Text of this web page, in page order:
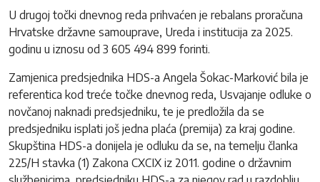
U drugoj točki dnevnog reda prihvaćen je rebalans proračuna
Hrvatske državne samouprave, Ureda i institucija za 2025.
godinu u iznosu od 3 605 494 899 forinti.
Zamjenica predsjednika HDS-a Angela Šokac-Marković bila je
referentica kod treće točke dnevnog reda, Usvajanje odluke o
novčanoj naknadi predsjedniku, te je predložila da se
predsjedniku isplati još jedna plaća (premija) za kraj godine.
Skupština HDS-a donijela je odluku da se, na temelju članka
225/H stavka (1) Zakona CXCIX iz 2011. godine o državnim